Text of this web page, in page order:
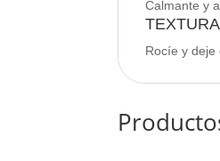
Calmante y
Rocíe y deje